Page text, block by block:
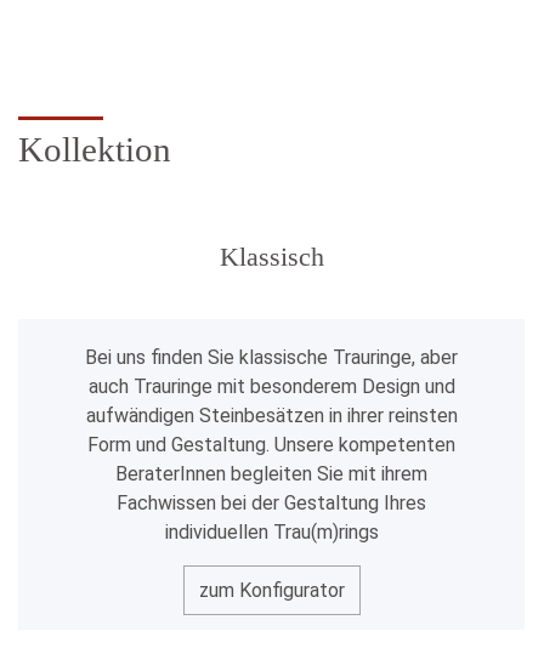
Kollektion
Klassisch
Bei uns finden Sie klassische Trauringe, aber
auch Trauringe mit besonderem Design und
aufwändigen Steinbesätzen in ihrer reinsten
Form und Gestaltung. Unsere kompetenten
BeraterInnen begleiten Sie mit ihrem
Fachwissen bei der Gestaltung Ihres
individuellen Trau(m)rings
zum Konfigurator